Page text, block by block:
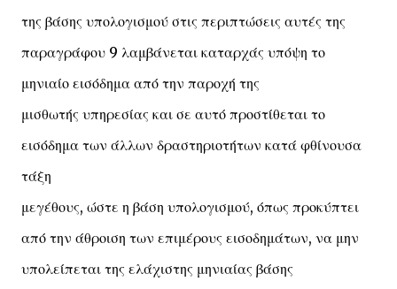
της βάσης υπολογισμού στις περιπτώσεις αυτές της
παραγράφου 9 λαμβάνεται καταρχάς υπόψη το
μηνιαίο εισόδημα από την παροχή της
μισθωτής υπηρεσίας και σε αυτό προστίθεται το
εισόδημα των άλλων δραστηριοτήτων κατά φθίνουσα
τάξη
μεγέθους, ώστε η βάση υπολογισμού, όπως προκύπτει
από την άθροιση των επιμέρους εισοδημάτων, να μην
υπολείπεται της ελάχιστης μηνιαίας βάσης